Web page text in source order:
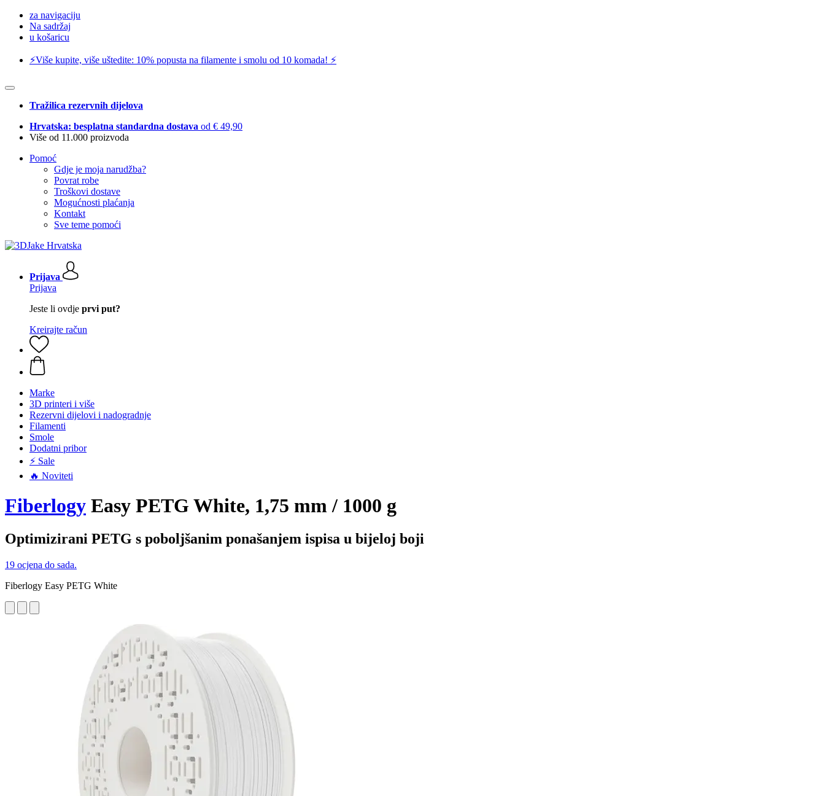
za navigaciju
Na sadržaj
u košaricu
⚡️Više kupite, više uštedite: 10% popusta na filamente i smolu od 10 komada! ⚡️
Tražilica rezervnih dijelova
Hrvatska: besplatna standardna dostava od € 49,90
Više od 11.000 proizvoda
Pomoć
Gdje je moja narudžba?
Povrat robe
Troškovi dostave
Mogućnosti plaćanja
Kontakt
Sve teme pomoći
Prijava
Prijava
Jeste li ovdje prvi put?
Kreirajte račun
Marke
3D printeri i više
Rezervni dijelovi i nadogradnje
Filamenti
Smole
Dodatni pribor
⚡ Sale
🔥 Noviteti
Fiberlogy Easy PETG White, 1,75 mm / 1000 g
Optimizirani PETG s poboljšanim ponašanjem ispisa u bijeloj boji
19 ocjena do sada.
Fiberlogy Easy PETG White